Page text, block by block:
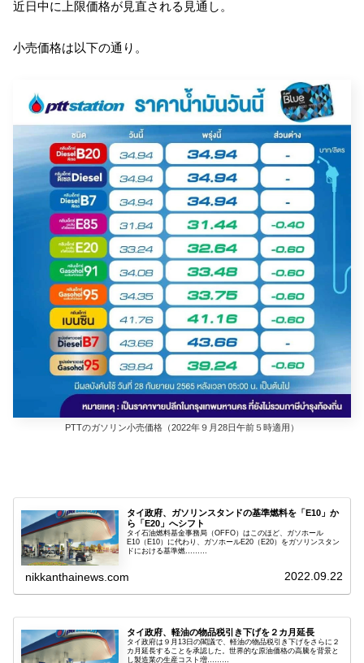
近日中に上限価格が見直される見通し。
小売価格は以下の通り。
PTTのガソリン小売価格（2022年９月28日午前５時適用）
タイ政府、ガソリンスタンドの基準燃料を「E10」か
ら「E20」へシフト
タイ石油燃料基金事務局（OFFO）はこのほど、ガソホール
E10（E10）に代わり、ガソホールE20（E20）をガソリンスタン
ドにおける基準燃………
nikkanthainews.com 2022.09.22
タイ政府、軽油の物品税引き下げを２カ月延長
タイ政府は９月13日の閣議で、軽油の物品税引き下げをさらに２
カ月延長することを承認した。世界的な原油価格の高騰を背景と
し製造業の生産コスト増………